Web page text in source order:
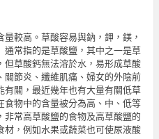
較高。草酸容易與鈉，鉀，鎂，
通常指的是草酸鹽，其中之一是草
草酸鈣無法溶於水，易形成草酸
節炎、纖維肌痛、婦女的外陰前
有關，最近幾年也有大量有關低草
物中的含量被分為高、中、低等
常高草酸鹽的食物及高草酸鹽的
，例如水果或蔬菜也可使尿液酸